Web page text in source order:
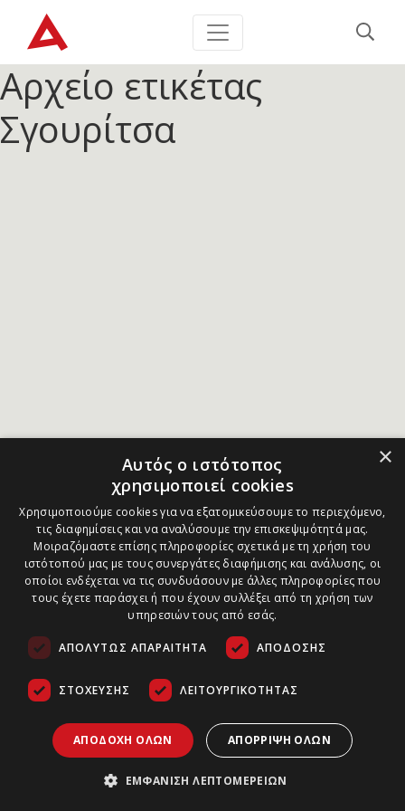
Αρχείο ετικέτας
Σγουρίτσα
×
Αυτός ο ιστότοπος
χρησιμοποιεί cookies
Χρησιμοποιούμε cookies για να εξατομικεύσουμε το περιεχόμενο,
τις διαφημίσεις και να αναλύσουμε την επισκεψιμότητά μας.
Μοιραζόμαστε επίσης πληροφορίες σχετικά με τη χρήση του
ιστότοπού μας με τους συνεργάτες διαφήμισης και ανάλυσης, οι
οποίοι ενδέχεται να τις συνδυάσουν με άλλες πληροφορίες που
τους έχετε παράσχει ή που έχουν συλλέξει από τη χρήση των
υπηρεσιών τους από εσάς.
ΑΠΟΛΎΤΩΣ ΑΠΑΡΑΊΤΗΤΑ ΑΠΌΔΟΣΗΣ
ΣΤΌΧΕΥΣΗΣ ΛΕΙΤΟΥΡΓΙΚΌΤΗΤΑΣ
ΑΠΟΔΟΧΉ ΌΛΩΝ ΑΠΌΡΡΙΨΗ ΌΛΩΝ
ΕΜΦΆΝΙΣΗ ΛΕΠΤΟΜΕΡΕΙΏΝ